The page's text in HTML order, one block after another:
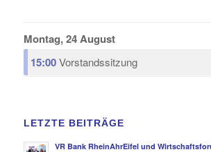
Montag, 24 August
15:00Vorstandssitzung
LETZTE BEITRÄGE
VR Bank RheinAhrEifel und